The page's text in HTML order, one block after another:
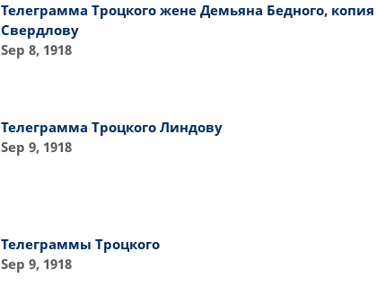
Телеграмма Троцкого жене Демьяна Бедного, копия
Свердлову
Sep 8, 1918
Телеграмма Троцкого Линдову
Sep 9, 1918
Телеграммы Троцкого
Sep 9, 1918